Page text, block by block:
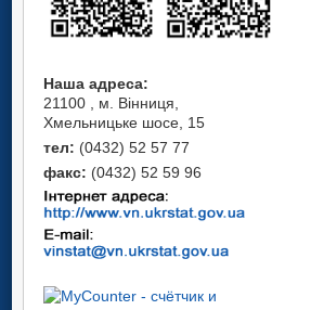
Наша адреса:
21100 , м. Вінниця,
Хмельницьке шосе, 15
тел: (0432) 52 57 77
факс: (0432) 52 59 96